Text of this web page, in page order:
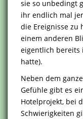
sie so unbedingt
ihr endlich mal
die Ereignisse zu
einem anderen
eigentlich bereits
hatte).
Neben dem
Gefühle gibt es
Hotelprojekt, bei
Schwierigkeiten